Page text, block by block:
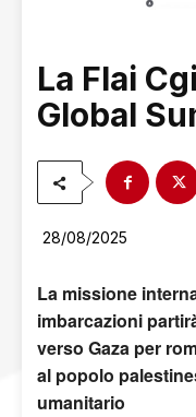
La Flai
Global
28/08/2025
La missione
imbarcazioni
verso Gaza per
al popolo
umanitario